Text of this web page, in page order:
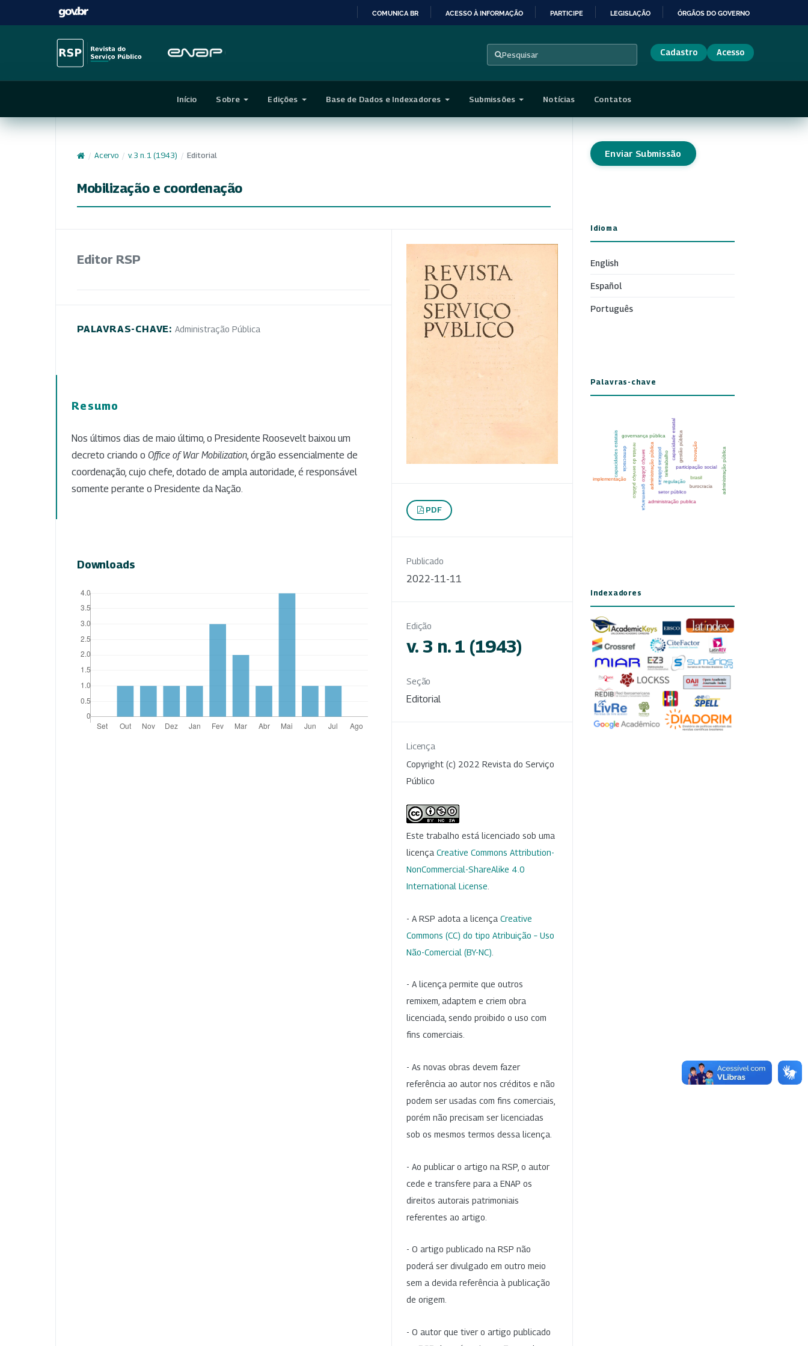
CONTEÚDO
COMUNICA BR ACESSO À INFORMAÇÃO PARTICIPE LEGISLAÇÃO ÓRGÃOS DO GOVERNO
Pesquisar Cadastro Acesso
Início Sobre Edições Base de Dados e Indexadores Submissões Notícias Contatos
/ Acervo / v. 3 n. 1 (1943) / Editorial
Mobilização e coordenação
Editor RSP
PALAVRAS-CHAVE: Administração Pública
Resumo
Nos últimos dias de maio último, o Presidente Roosevelt baixou um
decreto criando o Office of War Mobilization , órgão essencialmente de
coordenação, cujo chefe, dotado de ampla autoridade, é responsável
somente perante o Presidente da Nação.
Downloads
PDF
Publicado
2022-11-11
Edição
v. 3 n. 1 (1943)
Seção
Editorial
Licença
Copyright (c) 2022 Revista do Serviço
Público
Este trabalho está licenciado sob uma
licença Creative Commons Attribution-
NonCommercial-ShareAlike 4.0
International License
- A RSP adota a licença Creative
Commons (CC) do tipo Atribuição – Uso
Não-Comercial (BY-NC)
- A licença permite que outros
remixem, adaptem e criem obra
licenciada, sendo proibido o uso com
fins comerciais.
- As novas obras devem fazer
referência ao autor nos créditos e não
podem ser usadas com fins comerciais,
porém não precisam ser licenciadas
sob os mesmos termos dessa licença.
- Ao publicar o artigo na RSP, o autor
cede e transfere para a ENAP os
direitos autorais patrimoniais
referentes ao artigo.
- O artigo publicado na RSP não
poderá ser divulgado em outro meio
sem a devida referência à publicação
de origem.
- O autor que tiver o artigo publicado
Enviar Submissão
Idioma
English
Español
Português
Palavras-chave
Indexadores